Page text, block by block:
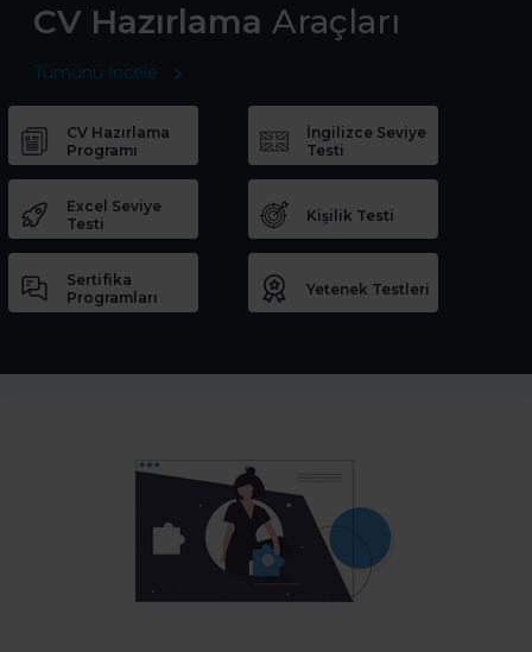
CV Hazırlama Araçları
Tümünü İncele
CV Hazırlama
Programı
İngilizce Seviye
Testi
Excel Seviye
Testi
Kişilik Testi
Sertifika
Programları
Yetenek Testleri